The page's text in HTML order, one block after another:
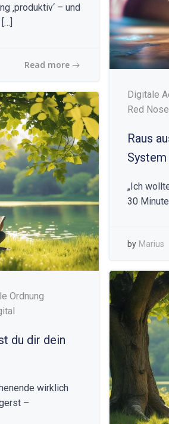
‚produktiv‘ – und
Read more
Digitale
Red
Raus
„Ich
30
by Marius
Ordnung
du dir dein
wirklich
–